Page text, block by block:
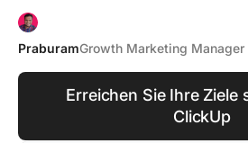
PraburamGrowth Marketing Manager
Erreichen Sie Ihre Ziele
ClickUp